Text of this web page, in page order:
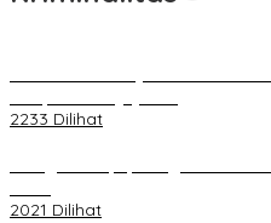
2233 Dilihat
2021 Dilihat